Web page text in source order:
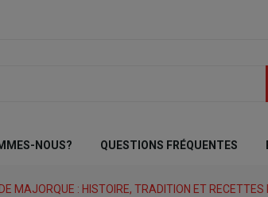
NOUS? QUESTIONS FRÉQUENTES
MAJORQUE : HISTOIRE, TRADITION ET RECETTES